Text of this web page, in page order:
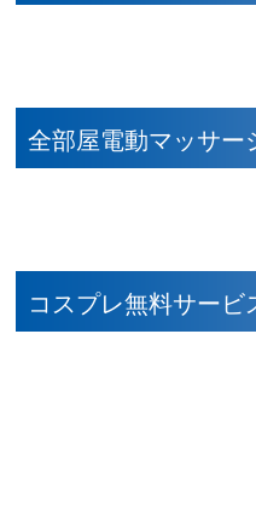
全部屋電動マッサー
コスプレ無料サービ